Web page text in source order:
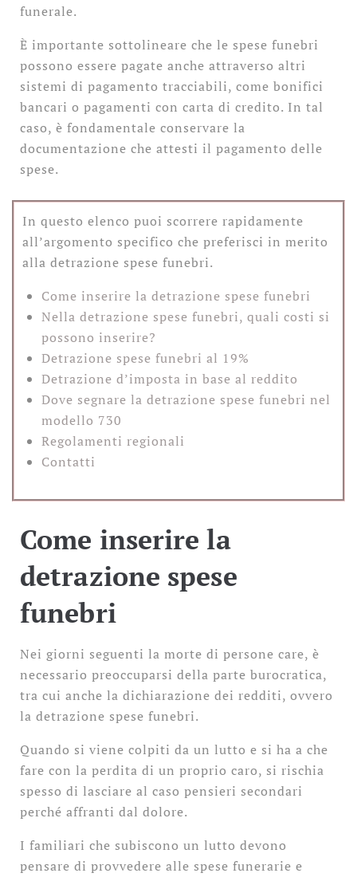
funerale.
È importante sottolineare che le spese funebri
possono essere pagate anche attraverso altri
sistemi di pagamento tracciabili, come bonifici
bancari o pagamenti con carta di credito. In tal
caso, è fondamentale conservare la
documentazione che attesti il pagamento delle
spese.
In questo elenco puoi scorrere rapidamente
all’argomento specifico che preferisci in merito
alla detrazione spese funebri.
Come inserire la detrazione spese funebri
Nella detrazione spese funebri, quali costi si
possono inserire?
Detrazione spese funebri al 19%
Detrazione d’imposta in base al reddito
Dove segnare la detrazione spese funebri nel
modello 730
Regolamenti regionali
Contatti
Come inserire la
detrazione spese
funebri
Nei giorni seguenti la morte di persone care, è
necessario preoccuparsi della parte burocratica,
tra cui anche la dichiarazione dei redditi, ovvero
la detrazione spese funebri.
Quando si viene colpiti da un lutto e si ha a che
fare con la perdita di un proprio caro, si rischia
spesso di lasciare al caso pensieri secondari
perché affranti dal dolore.
I familiari che subiscono un lutto devono
pensare di provvedere alle spese funerarie e